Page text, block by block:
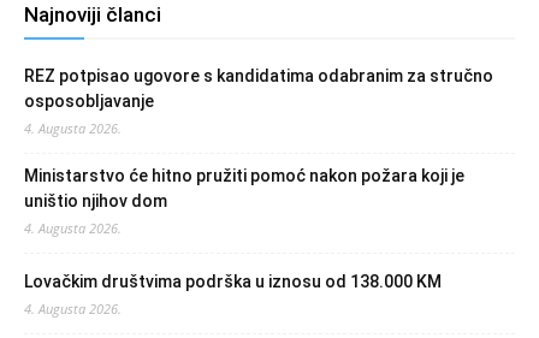
Najnoviji članci
REZ potpisao ugovore s kandidatima odabranim za stručno
osposobljavanje
4. Augusta 2026.
Ministarstvo će hitno pružiti pomoć nakon požara koji je
uništio njihov dom
4. Augusta 2026.
Lovačkim društvima podrška u iznosu od 138.000 KM
4. Augusta 2026.